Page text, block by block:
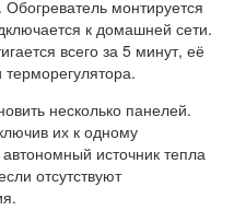
монтируется
к домашней сети.
всего за 5 минут, её
несколько панелей.
их к одному
источник тепла
отсутствуют